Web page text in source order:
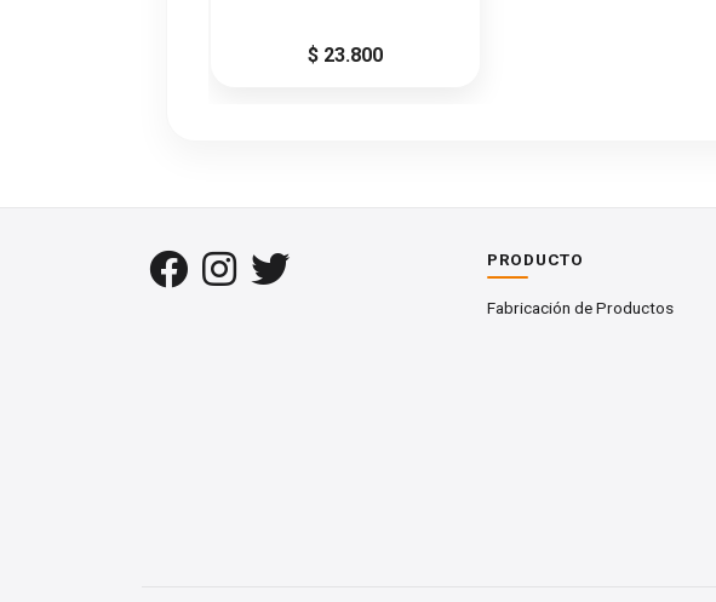
$ 23.800
PRODUCTO
Fabricación de Productos